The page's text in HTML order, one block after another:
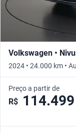
Volkswagen •
2024 • 24.000 km •
Preço a partir de
R$ 114.499